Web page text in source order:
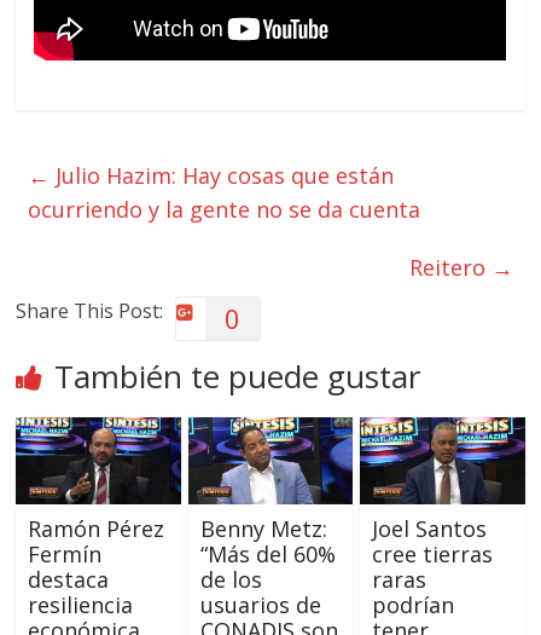
← Julio Hazim: Hay cosas que están
ocurriendo y la gente no se da cuenta
Reitero →
Share This Post: 0
También te puede gustar
Ramón Pérez
Fermín
destaca
resiliencia
Benny Metz:
“Más del 60%
de los
usuarios de
Joel Santos
cree tierras
raras
podrían